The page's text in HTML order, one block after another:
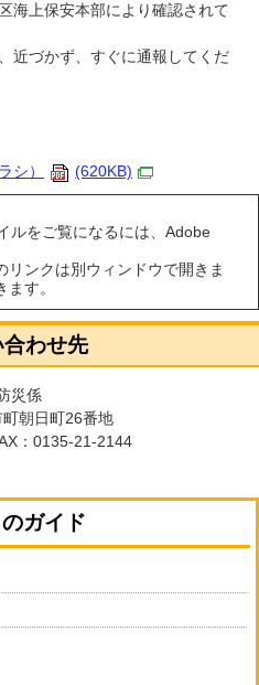
海上保安本部により確認されて
近づかず、すぐに通報してくだ
シ）
(620KB)
ルをご覧になるには、Adobe
リンクは別ウィンドウで開きま
す。
わせ先
災係
朝日町26番地
：0135-21-2144
ガイド